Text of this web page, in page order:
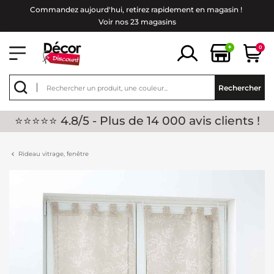
Commandez aujourd'hui, retirez rapidement en magasin !
Voir nos 23 magasins
+ 0
Rechercher
⭐⭐⭐⭐⭐ 4.8/5 - Plus de 14 000 avis clients !
Rideau vitrage, fenêtre